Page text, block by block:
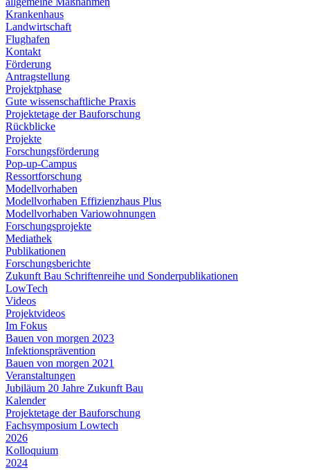
Krankenhaus
Landwirtschaft
Flughafen
Kontakt
Förderung
Antragstellung
Projektphase
Gute wissenschaftliche Praxis
Projektetage der Bauforschung
Rückblicke
Projekte
Forschungsförderung
Pop-up-Campus
Ressortforschung
Modellvorhaben
Modellvorhaben Effizienzhaus Plus
Modellvorhaben Variowohnungen
Forschungsprojekte
Mediathek
Publikationen
Forschungsberichte
Zukunft Bau Schriftenreihe und Sonderpublikationen
LowTech
Videos
Projektvideos
Im Fokus
Bauen von morgen 2023
Infektionsprävention
Bauen von morgen 2021
Veranstaltungen
Jubiläum 20 Jahre Zukunft Bau
Kalender
Projektetage der Bauforschung
Fachsymposium Lowtech
2026
Kolloquium
2024